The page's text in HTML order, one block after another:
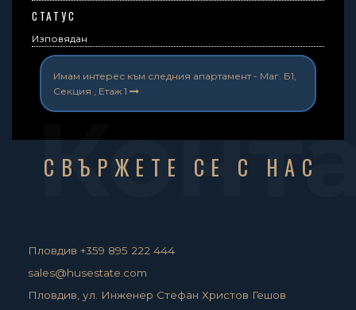
СТАТУС
Изповядан
Имам интерес към следния апартамент - Маг. Б1,
Секция , Етаж 1
СВЪРЖЕТЕ СЕ С НАС
Пловдив +359 895 222 444
sales@husestate.com
Пловдив, ул. Инженер Стефан Христов Гешов